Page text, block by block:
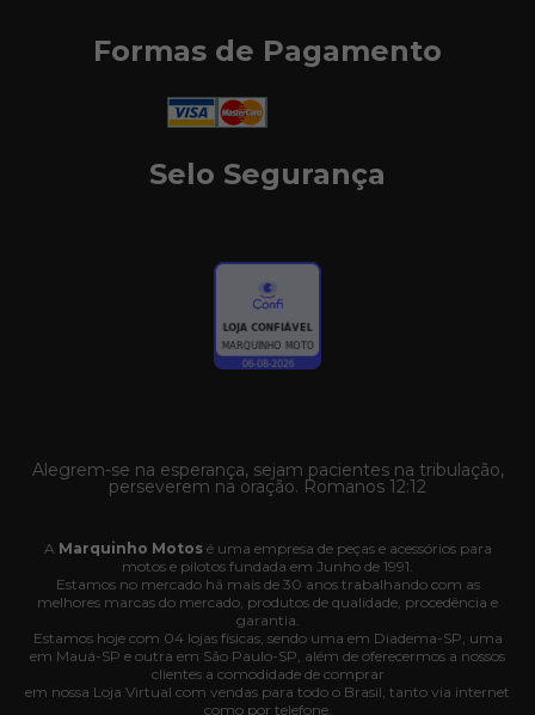
Formas de Pagamento
Selo Segurança
Alegrem-se na esperança, sejam pacientes na tribulação,
perseverem na oração. Romanos 12:12
A Marquinho Motosé uma empresa de peças e acessórios para
motos e pilotos fundada em Junho de 1991.
Estamos no mercado há mais de 30 anos trabalhando com as
melhores marcas do mercado, produtos de qualidade, procedência e
garantia.
Estamos hoje com 04 lojas físicas, sendo uma em Diadema-SP, uma
em Mauá-SP e outra em São Paulo-SP, além de oferecermos a nossos
clientes a comodidade de comprar
em nossa Loja Virtual com vendas para todo o Brasil, tanto via internet
como por telefone.